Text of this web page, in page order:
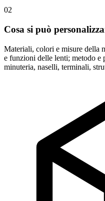
02
Cosa si può
Materiali, colori e misure della
e funzioni delle lenti; metodo e
minuteria, naselli, terminali,